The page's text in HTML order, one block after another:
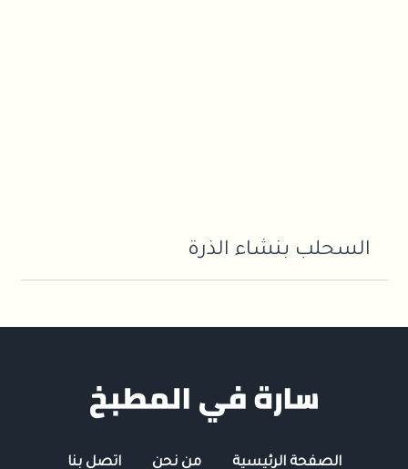
السحلب بنشاء الذرة
الصفحة الرئيسية من نحن اتصل بنا